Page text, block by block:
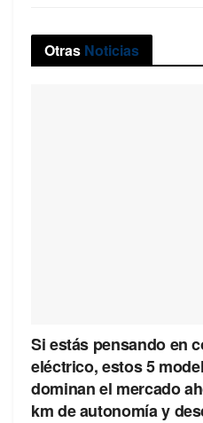
Otras Noticias
Si estás pensando en
eléctrico, estos 5
dominan el mercado
km de autonomía y